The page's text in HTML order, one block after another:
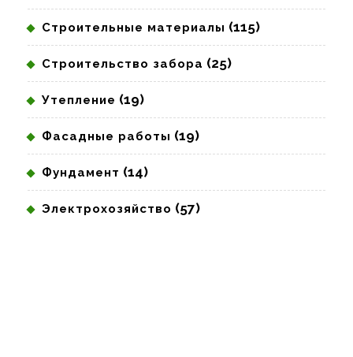
Строительные материалы (115)
Строительство забора (25)
Утепление (19)
Фасадные работы (19)
Фундамент (14)
Электрохозяйство (57)